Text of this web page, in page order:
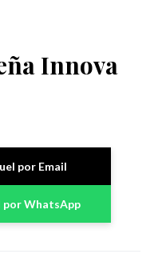
Innova
por Email
WhatsApp